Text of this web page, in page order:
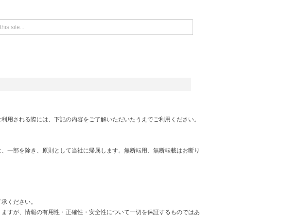
される際には、下記の内容をご了解いただいたうえでご利用ください。
一部を除き、原則として当社に帰属します。無断転用、無断転載はお断り
ください。
すが、情報の有用性・正確性・安全性について一切を保証するものではあ